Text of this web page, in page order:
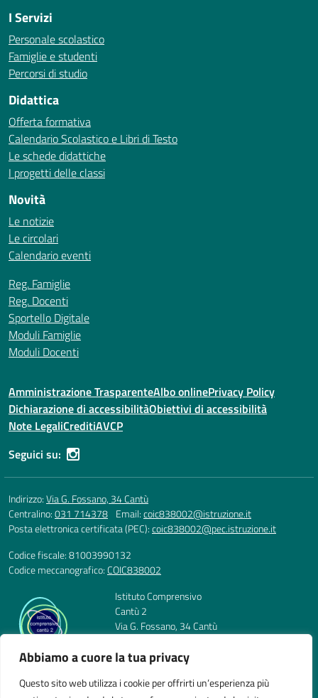
Abbiamo a cuore la tua privacy
Questo sito web utilizza i cookie per offrirti un’esperienza più
I Servizi
Personale scolastico
Famiglie e studenti
Percorsi di studio
Didattica
Offerta formativa
Calendario Scolastico e Libri di Testo
Le schede didattiche
I progetti delle classi
Novità
Le notizie
Le circolari
Calendario eventi
Reg. Famiglie
Reg. Docenti
Sportello Digitale
Moduli Famiglie
Moduli Docenti
Amministrazione TrasparenteAlbo onlinePrivacy Policy
Dichiarazione di accessibilitàObiettivi di accessibilità
Note LegaliCreditiAVCP
Seguici su:
Indirizzo:Via G. Fossano, 34 Cantù
Centralino:031 714378 Email:coic838002@istruzione.it
Posta elettronica certificata (PEC):coic838002@pec.istruzione.it
Codice fiscale: 81003990132
Codice meccanografico:COIC838002
Istituto Comprensivo
Cantù 2
Via G. Fossano, 34 Cantù
E-mail: coic838002@istruzione.it
Codice Meccanografico: COIC838002